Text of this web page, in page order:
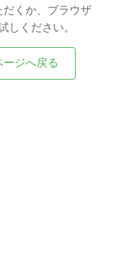
くか、ブラウザ
しください。
ージへ戻る